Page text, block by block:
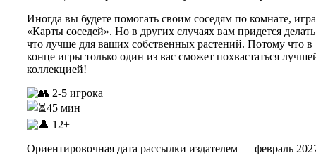
Иногда вы будете помогать своим соседям по комнате,
«Карты соседей». Но в других случаях вам придется
что лучше для ваших собственных растений. Потому что в
конце игры только один из вас сможет похвастаться
коллекцией!
2-5 игрока
45 мин
12+
Ориентировочная дата рассылки издателем — февраль